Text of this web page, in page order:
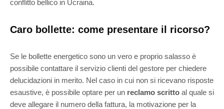
conflitto bellico in Ucraina.
Caro bollette: come presentare il ricorso?
Se le bollette energetico sono un vero e proprio salasso è
possibile contattare il servizio clienti del gestore per chiedere
delucidazioni in merito. Nel caso in cui non si ricevano risposte
esaustive, è possibile optare per un reclamo scritto al quale si
deve allegare il numero della fattura, la motivazione per la